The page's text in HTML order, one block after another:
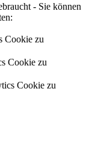
- Sie können
Cookie zu
Cookie zu
Cookie zu